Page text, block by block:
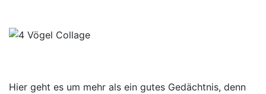
Hier geht es um mehr als ein gutes Gedächtnis, denn